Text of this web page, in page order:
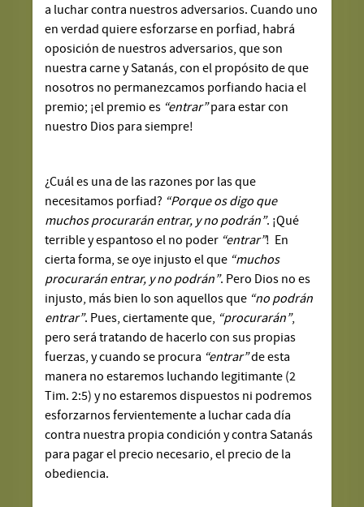
a luchar contra nuestros adversarios. Cuando uno
en verdad quiere esforzarse en porfiad, habrá
oposición de nuestros adversarios, que son
nuestra carne y Satanás, con el propósito de que
nosotros no permanezcamos porfiando hacia el
premio; ¡el premio es “entrar”para estar con
nuestro Dios para siempre!
¿Cuál es una de las razones por las que
necesitamos porfiad? “Porque os digo que
muchos procurarán entrar, y no podrán”. ¡Qué
terrible y espantoso el no poder “entrar”! En
cierta forma, se oye injusto el que “muchos
procurarán entrar, y no podrán”. Pero Dios no es
injusto, más bien lo son aquellos que “no podrán
entrar”. Pues, ciertamente que, “procurarán”,
pero será tratando de hacerlo con sus propias
fuerzas, y cuando se procura “entrar”de esta
manera no estaremos luchando legitimante (2
Tim. 2:5) y no estaremos dispuestos ni podremos
esforzarnos fervientemente a luchar cada día
contra nuestra propia condición y contra Satanás
para pagar el precio necesario, el precio de la
obediencia.